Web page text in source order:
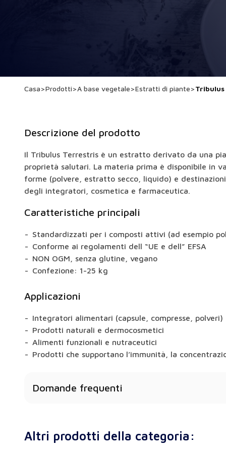
Casa>Prodotti>A base vegetale>Estratti di piante>
Descrizione del prodotto
Il Tribulus Terrestris è un estratto derivato da una
proprietà salutari. La materia prima è disponibile in
forme (polvere, estratto secco, liquido) e
degli integratori, cosmetica e farmaceutica.
Caratteristiche principali
Standardizzati per i composti attivi (ad esempio
Conforme ai regolamenti dell “UE e dell” EFSA
NON OGM, senza glutine, vegano
Confezione: 1-25 kg
Applicazioni
Integratori alimentari (capsule, compresse, polveri)
Prodotti naturali e dermocosmetici
Alimenti funzionali e nutraceutici
Prodotti che supportano l’immunità, la
Domande frequenti
memoria, la digestione, la libido o il metabolismo.
Altri prodotti della categoria: